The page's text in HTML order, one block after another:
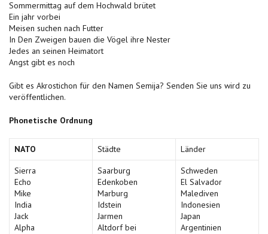
Sommermittag auf dem Hochwald brütet
Ein jahr vorbei
Meisen suchen nach Futter
In Den Zweigen bauen die Vögel ihre Nester
Jedes an seinen Heimatort
Angst gibt es noch
Gibt es Akrostichon für den Namen Semija? Senden Sie uns wird zu
veröffentlichen.
Phonetische Ordnung
NATO Städte
Länder
Sierra
Echo
Mike
India
Jack
Alpha
Saarburg
Edenkoben
Marburg
Idstein
Jarmen
Altdorf bei
Schweden
El Salvador
Malediven
Indonesien
Japan
Argentinien